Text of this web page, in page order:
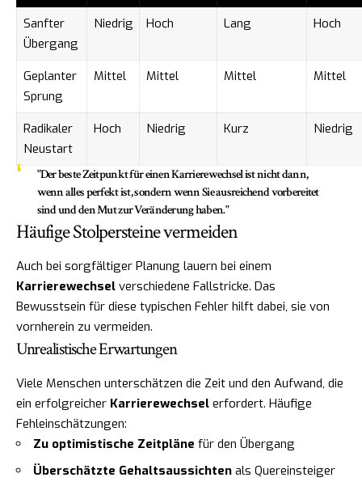
Sanfter
Übergang
Niedrig Hoch Lang Hoch
Geplanter
Sprung
Mittel Mittel Mittel Mittel
Radikaler
Neustart
Hoch Niedrig Kurz Niedrig
"Der beste Zeitpunkt für einen Karrierewechsel ist nicht dann,
wenn alles perfekt ist, sondern wenn Sie ausreichend vorbereitet
sind und den Mut zur Veränderung haben."
Häufige Stolpersteine vermeiden
Auch bei sorgfältiger Planung lauern bei einem
Karrierewechsel verschiedene Fallstricke. Das
Bewusstsein für diese typischen Fehler hilft dabei, sie von
vornherein zu vermeiden.
Unrealistische Erwartungen
Viele Menschen unterschätzen die Zeit und den Aufwand, die
ein erfolgreicher Karrierewechsel erfordert. Häufige
Fehleinschätzungen:
Zu optimistische Zeitpläne für den Übergang
Überschätzte Gehaltsaussichten als Quereinsteiger